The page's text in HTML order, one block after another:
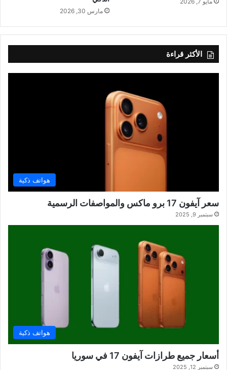
مارس 30, 2026
الأكثر قراءة
هواتف ذكية
سعر آيفون 17 برو ماكس والمواصفات الرسمية
سبتمبر 9, 2025
هواتف ذكية
أسعار جميع طرازات آيفون 17 في سوريا
سبتمبر 12, 2025